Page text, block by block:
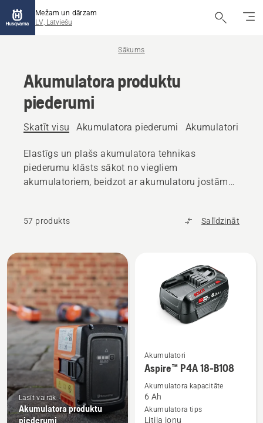
Mežam un dārzam
LV, Latviešu
Sākums
Akumulatora produktu
piederumi
Skatīt visu Akumulatora piederumi Akumulatori
Elastīgs un plašs akumulatora tehnikas
piederumu klāsts sākot no viegliem
akumulatoriem, beidzot ar akumulatoru jostām
57 produkts Salīdzināt
Visi
produkti
Lasīt vairāk
Akumulatora produktu
piederumi
Skatīt
vairāk
par
Aspire™
Akumulatori
Aspire™ P4A 18-B108
Akumulatora kapacitāte
6 Ah
Akumulatora tips
Litija jonu